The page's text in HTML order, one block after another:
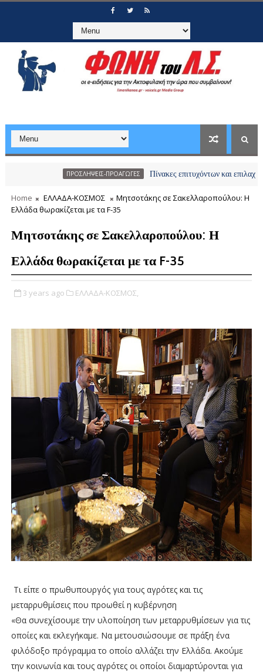
ΠΡΟΣΛΗΨΕΙΣ-ΠΡΟΑΓΩΓΕΣ Πίνακες επιτυχόντων και επιλαχόντων
Home ΕΛΛΑΔΑ-ΚΟΣΜΟΣ
Μητσοτάκης σε Σακελλαροπούλου: Η
Ελλάδα θωρακίζεται με τα F-35
Μητσοτάκης σε Σακελλαροπούλου: Η
Ελλάδα θωρακίζεται με τα F-35
3 years ago ΕΛΛΑΔΑ-ΚΟΣΜΟΣ,
Τι είπε ο πρωθυπουργός για τους αγρότες και τις
μεταρρυθμίσεις που προωθεί η κυβέρνηση
«Θα συνεχίσουμε την υλοποίηση των μεταρρυθμίσεων για τις
οποίες και εκλεγήκαμε. Να μετουσιώσουμε σε πράξη ένα
φιλόδοξο πρόγραμμα το οποίο αλλάζει την Ελλάδα. Ακούμε
την κοινωνία και τους αγρότες οι οποίοι διαμαρτύρονται για